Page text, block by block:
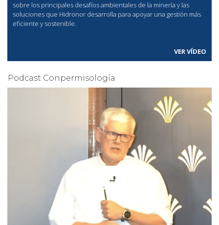
sobre los principales desafíos ambientales de la minería y las
soluciones que Hidronor desarrolla para apoyar una gestión más
eficiente y sostenible.
VER VÍDEO
Podcast Conpermisología